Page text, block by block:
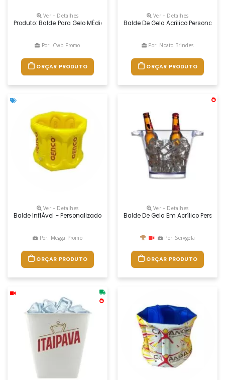
Ver + Detalhes
Produto: Balde Para Gelo MÉdio Medidas: 26,0 Cm X 21,5 Cm De
Por: Cwb Promo
ORÇAR PRODUTO
Ver + Detalhes
Balde De Gelo Acrilico
Por: Noato Brindes
ORÇAR PRODUTO
Ver + Detalhes
Balde InflÁvel - Personalizado De Pvc - Tamanho 24x20
Por: Megga Promo
ORÇAR PRODUTO
Ver + Detalhes
Balde De Gelo Em Acrílico
Por: Servgela
ORÇAR PRODUTO